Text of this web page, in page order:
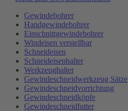
Gewindebohrer
Handgewindebohrer
Einschnittgewindebohrer
Windeisen verstellbar
Schneideisen
Schneideisenhalter
Werkzeughalter
Gewindeschneidwerkzeug Sätze
Gewindeschneidvorrichtung
Gewindeschneidköpfe
Gewindeschneidfutter